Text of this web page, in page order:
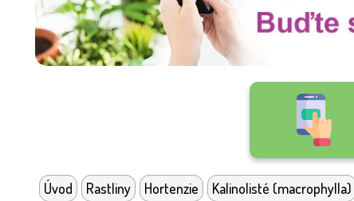
Úvod Rastliny Hortenzie Kalinolisté (macrophylla)